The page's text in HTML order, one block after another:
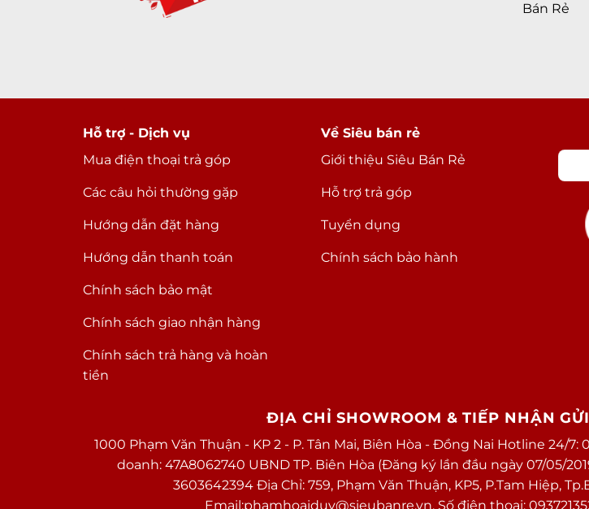
Bán Rẻ
Hỗ trợ - Dịch vụ
Mua điện thoại trả góp
Các câu hỏi thường gặp
Hướng dẫn đặt hàng
Hướng dẫn thanh toán
Chính sách bảo mật
Chính sách giao nhận hàng
Chính sách trả hàng và hoàn
tiền
Về Siêu bán rẻ
Giới thiệu Siêu Bán Rẻ
Hỗ trợ trả góp
Tuyển dụng
Chính sách bảo hành
ĐỊA CHỈ SHOWROOM & TIẾP NHẬN
1000 Phạm Văn Thuận - KP 2 - P. Tân Mai, Biên Hòa - Đồng Nai Hotline 24/
doanh: 47A8062740 UBND TP. Biên Hòa (Đăng ký lần đầu ngày 07/05/
3603642394 Địa Chỉ: 759, Phạm Văn Thuận, KP5, P.Tam Hiệp,
Email:phamhoaiduy@sieubanre.vn. Số điện thoại: